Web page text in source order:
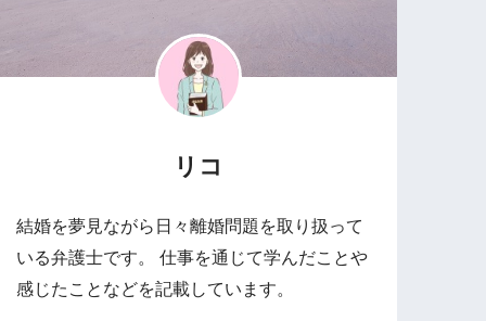
リコ
結婚を夢見ながら日々離婚問題を取り扱って
いる弁護士です。 仕事を通じて学んだことや
感じたことなどを記載しています。